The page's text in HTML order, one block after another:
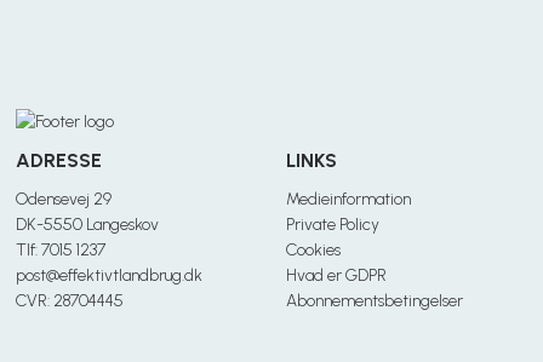
ADRESSE
Odensevej 29
DK-5550 Langeskov
Tlf: 7015 1237
post@effektivtlandbrug.dk
CVR: 28704445
LINKS
Medieinformation
Private Policy
Cookies
Hvad er GDPR
Abonnementsbetingelser